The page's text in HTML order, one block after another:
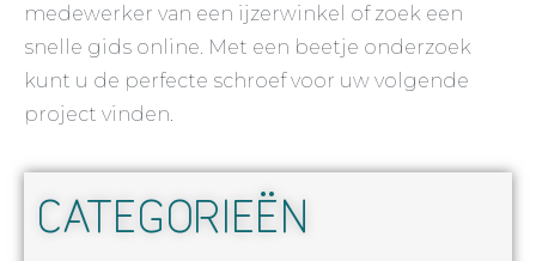
medewerker van een ijzerwinkel of zoek een
snelle gids online. Met een beetje onderzoek
kunt u de perfecte schroef voor uw volgende
project vinden.
CATEGORIEËN